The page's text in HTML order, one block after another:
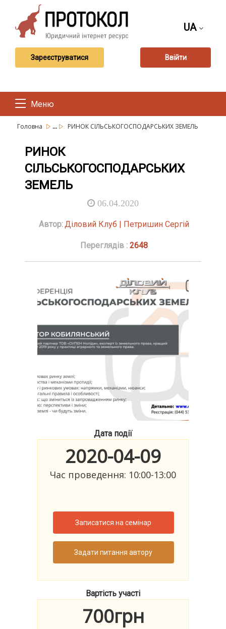
UA
Зареєструватися Ввійти
Меню
Головна ... РИНОК СІЛЬСЬКОГОСПОДАРСЬКИХ ЗЕМЕЛЬ
РИНОК
СІЛЬСЬКОГОСПОДАРСЬКИХ
ЗЕМЕЛЬ
06.04.2020
Автор:Діловий Клуб | Петришин Сергій
Переглядів :2648
Дата події
2020-04-09
Час проведення: 10:00-13:00
Записатися на семінар
Задати питання автору
Вартість участі
700грн